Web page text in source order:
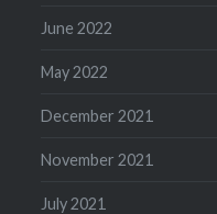
June 2022
May 2022
December 2021
November 2021
July 2021